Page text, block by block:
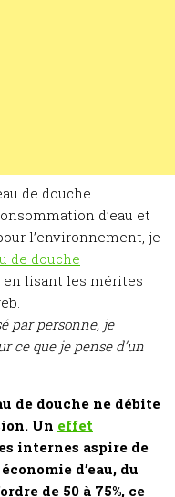
de douche
d’eau et
l’environnement, je
de douche
lisant les mérites
par personne, je
ce que je pense d’un
de douche ne débite
Un effet
internes aspire de
d’eau, du
de 50 à 75%, ce